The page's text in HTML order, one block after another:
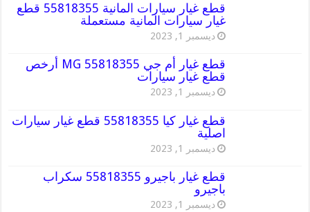
قطع غيار سيارات المانية 55818355 قطع
غيار سيارات المانية مستعملة
ديسمبر 1, 2023
قطع غيار أم جي MG 55818355 أرخص
قطع غيار سيارات
ديسمبر 1, 2023
قطع غيار كيا 55818355 قطع غيار سيارات
اصلية
ديسمبر 1, 2023
قطع غيار باجيرو 55818355 سكراب
باجيرو
ديسمبر 1, 2023